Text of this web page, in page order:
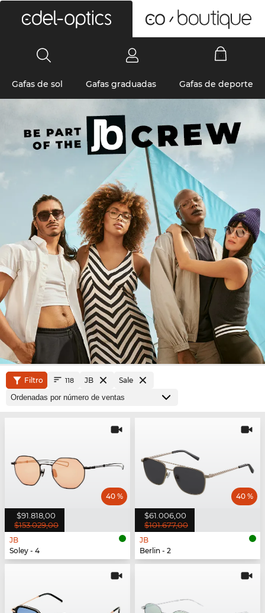
Gafas de sol Gafas graduadas Gafas de deporte
Filtro 118 JB Sale
$91.818,00
$153.029,00
40 %
JB
Soley - 4
$61.006,00
$101.677,00
40 %
JB
Berlin - 2